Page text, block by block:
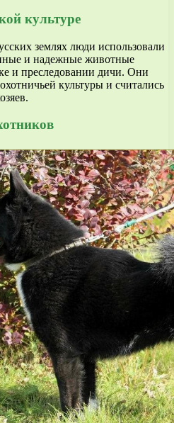
культуре
землях люди использовали
и надежные животные
и преследовании дичи. Они
культуры и считались